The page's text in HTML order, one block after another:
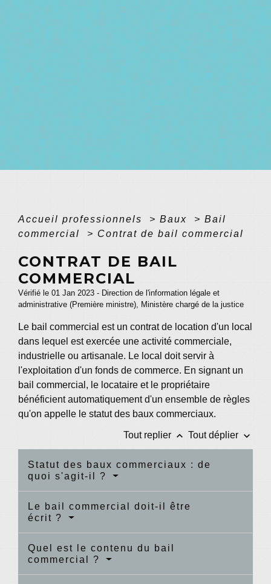
Accueil professionnels > Baux > Bail
commercial
> Contrat de bail commercial
CONTRAT DE BAIL
COMMERCIAL
Vérifié le 01 Jan 2023 - Direction de l'information légale et
administrative (Première ministre), Ministère chargé de la justice
Le bail commercial est un contrat de location d'un local
dans lequel est exercée une activité commerciale,
industrielle ou artisanale. Le local doit servir à
l'exploitation d'un fonds de commerce. En signant un
bail commercial, le locataire et le propriétaire
bénéficient automatiquement d'un ensemble de règles
qu'on appelle le statut des baux commerciaux.
Tout replier keyboard_arrow_up Tout déplier keyboard_arrow_down
Statut des baux commerciaux : de
quoi s'agit-il ?
Le bail commercial doit-il être
écrit ?
Quel est le contenu du bail
commercial ?